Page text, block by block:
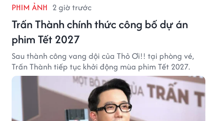
PHIM ẢNH 2 giờ trước
Trấn Thành chính thức công bố dự án
phim Tết 2027
Sau thành công vang dội của Thỏ Ơi!! tại phòng vé,
Trấn Thành tiếp tục khởi động mùa phim Tết 2027.